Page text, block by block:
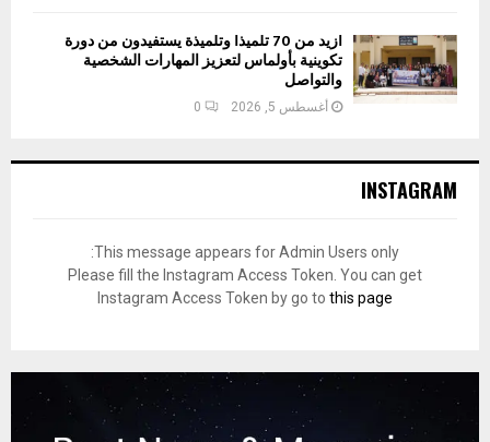
أزيد من 70 تلميذا وتلميذة يستفيدون من دورة
تكوينية بأولماس لتعزيز المهارات الشخصية
والتواصل
أغسطس 5, 2026 0
INSTAGRAM
This message appears for Admin Users only:
Please fill the Instagram Access Token. You can get
Instagram Access Token by go to this page